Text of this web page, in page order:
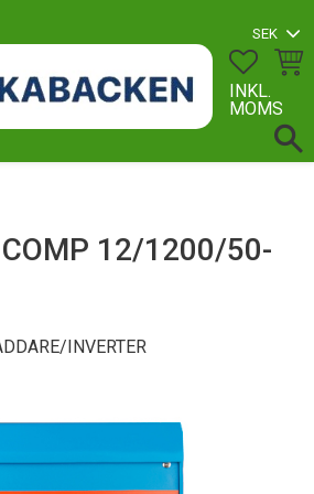
INKL.
MOMS
COMP 12/1200/50-
INVERTER